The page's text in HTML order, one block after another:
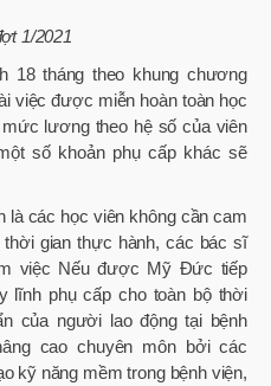
1/2021
18 tháng theo khung chương
việc được miễn hoàn toàn học
lương theo hệ số của viên
số khoản phụ cấp khác sẽ
các học viên không cần cam
gian thực hành, các bác sĩ
việc Nếu được Mỹ Đức tiếp
lĩnh phụ cấp cho toàn bộ thời
của người lao động tại bệnh
cao chuyên môn bởi các
kỹ năng mềm trong bệnh viện,